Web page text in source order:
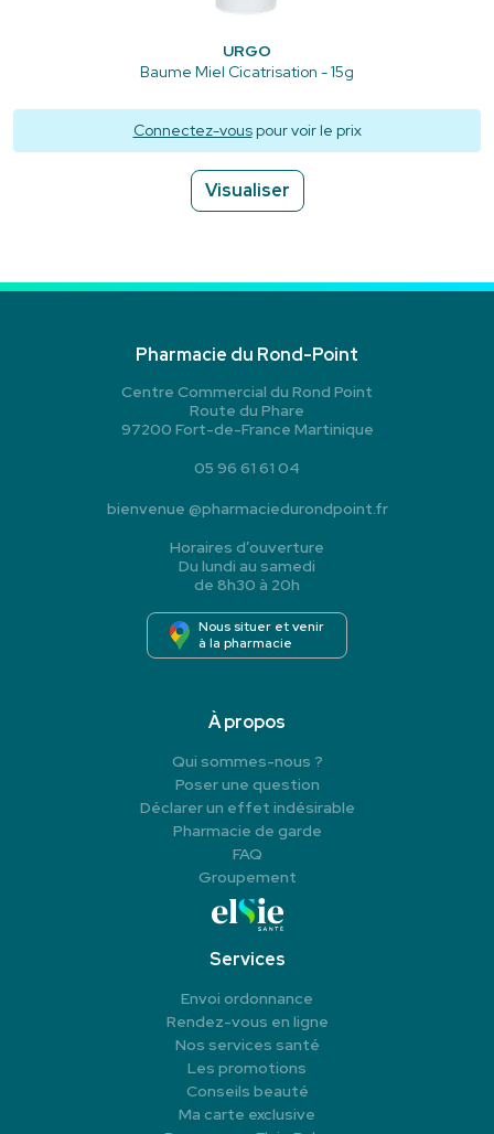
URGO
Baume Miel Cicatrisation - 15g
Connectez-vouspour voir le prix
Visualiser
Pharmacie du Rond-Point
Centre Commercial du Rond Point
Route du Phare
97200 Fort-de-France Martinique
05 96 61 61 04
bienvenue @pharmaciedurondpoint.fr
Horaires d’ouverture
Du lundi au samedi
de 8h30 à 20h
Nous situer et venir
à la pharmacie
À propos
Qui sommes-nous ?
Poser une question
Déclarer un effet indésirable
Pharmacie de garde
FAQ
Groupement
Services
Envoi ordonnance
Rendez-vous en ligne
Nos services santé
Les promotions
Conseils beauté
Ma carte exclusive